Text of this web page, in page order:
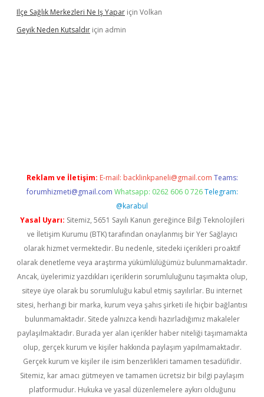
Ilçe Sağlık Merkezleri Ne Iş Yapar için Volkan
Geyik Neden Kutsaldır için admin
Reklam ve İletişim: E-mail: backlinkpaneli@gmail.com Teams:
forumhizmeti@gmail.com Whatsapp: 0262 606 0 726 Telegram:
@karabul
Yasal Uyarı: Sitemiz, 5651 Sayılı Kanun gereğince Bilgi Teknolojileri
ve İletişim Kurumu (BTK) tarafından onaylanmış bir Yer Sağlayıcı
olarak hizmet vermektedir. Bu nedenle, sitedeki içerikleri proaktif
olarak denetleme veya araştırma yükümlülüğümüz bulunmamaktadır.
Ancak, üyelerimiz yazdıkları içeriklerin sorumluluğunu taşımakta olup,
siteye üye olarak bu sorumluluğu kabul etmiş sayılırlar. Bu internet
sitesi, herhangi bir marka, kurum veya şahıs şirketi ile hiçbir bağlantısı
bulunmamaktadır. Sitede yalnızca kendi hazırladığımız makaleler
paylaşılmaktadır. Burada yer alan içerikler haber niteliği taşımamakta
olup, gerçek kurum ve kişiler hakkında paylaşım yapılmamaktadır.
Gerçek kurum ve kişiler ile isim benzerlikleri tamamen tesadüfidir.
Sitemiz, kar amacı gütmeyen ve tamamen ücretsiz bir bilgi paylaşım
platformudur. Hukuka ve yasal düzenlemelere aykırı olduğunu